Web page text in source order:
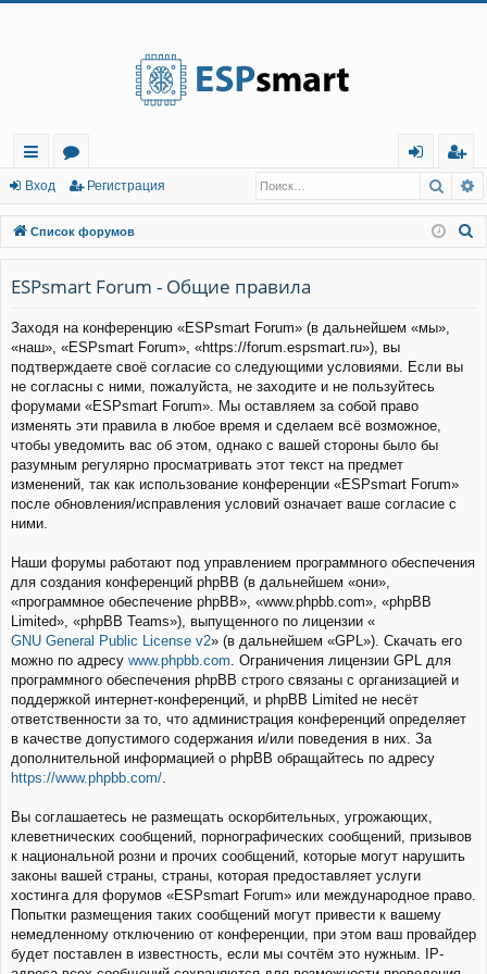
с
ы
лк
и
о
ру
м
ы
д
г
ис
тр
Вход Регистрация
Список форумов
ESPsmart Forum - Общие правила
Заходя на конференцию «ESPsmart Forum» (в дальнейшем «мы»,
«наш», «ESPsmart Forum», «https://forum.espsmart.ru»), вы
подтверждаете своё согласие со следующими условиями. Если вы
не согласны с ними, пожалуйста, не заходите и не пользуйтесь
форумами «ESPsmart Forum». Мы оставляем за собой право
изменять эти правила в любое время и сделаем всё возможное,
чтобы уведомить вас об этом, однако с вашей стороны было бы
разумным регулярно просматривать этот текст на предмет
изменений, так как использование конференции «ESPsmart Forum»
после обновления/исправления условий означает ваше согласие с
ними.
Наши форумы работают под управлением программного обеспечения
для создания конференций phpBB (в дальнейшем «они»,
«программное обеспечение phpBB», «www.phpbb.com», «phpBB
Limited», «phpBB Teams»), выпущенного по лицензии «
GNU General Public License v2» (в дальнейшем «GPL»). Скачать его
можно по адресу www.phpbb.com . Ограничения лицензии GPL для
программного обеспечения phpBB строго связаны с организацией и
поддержкой интернет-конференций, и phpBB Limited не несёт
ответственности за то, что администрация конференций определяет
в качестве допустимого содержания и/или поведения в них. За
дополнительной информацией о phpBB обращайтесь по адресу
https://www.phpbb.com/
Вы соглашаетесь не размещать оскорбительных, угрожающих,
клеветнических сообщений, порнографических сообщений, призывов
к национальной розни и прочих сообщений, которые могут нарушить
законы вашей страны, страны, которая предоставляет услуги
хостинга для форумов «ESPsmart Forum» или международное право.
Попытки размещения таких сообщений могут привести к вашему
немедленному отключению от конференции, при этом ваш провайдер
будет поставлен в известность, если мы сочтём это нужным. IP-